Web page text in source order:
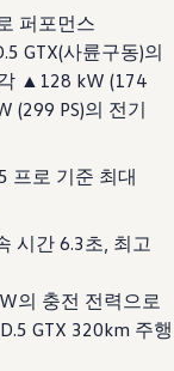
퍼포먼스
GTX(사륜구동)의
▲128 kW (174
(299 PS)의 전기
프로 기준 최대
시간 6.3초, 최고
의 충전 전력으로
GTX 320km 주행